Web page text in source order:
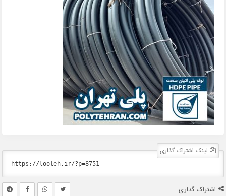
لینک اشتراک گذاری
اشتراک گذاری